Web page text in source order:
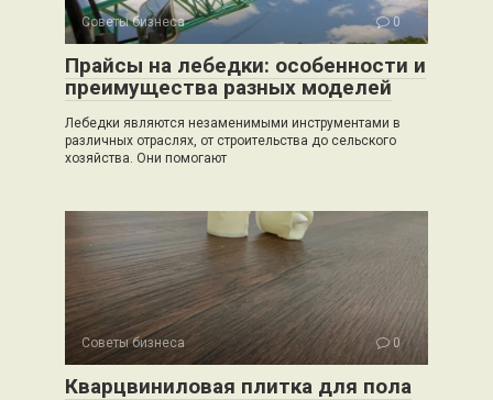
Советы бизнеса 0
Прайсы на лебедки: особенности и
преимущества разных моделей
Лебедки являются незаменимыми инструментами в
различных отраслях, от строительства до сельского
хозяйства. Они помогают
Советы бизнеса 0
Кварцвиниловая плитка для пола